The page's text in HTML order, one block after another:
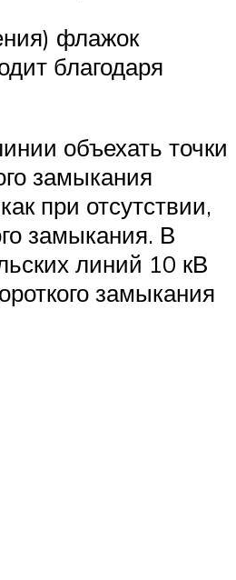
флажок
благодаря
объехать точки
замыкания
при отсутствии,
замыкания. В
линий 10 кВ
замыкания